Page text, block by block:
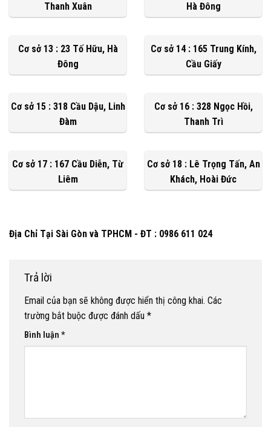
Thanh Xuân
Hà Đông
Cơ sở 13 : 23 Tố Hữu, Hà
Đông
Cơ sở 14 : 165 Trung Kính,
Cầu Giấy
Cơ sở 15 : 318 Cầu Dậu, Linh
Đàm
Cơ sở 16 : 328 Ngọc Hồi,
Thanh Trì
Cơ sở 17 : 167 Cầu Diễn, Từ
Liêm
Cơ sở 18 : Lê Trọng Tấn, An
Khách, Hoài Đức
Địa Chỉ Tại Sài Gòn và TPHCM - ĐT : 0986 611 024
Trả lời
Email của bạn sẽ không được hiển thị công khai. Các
trường bắt buộc được đánh dấu *
Bình luận *